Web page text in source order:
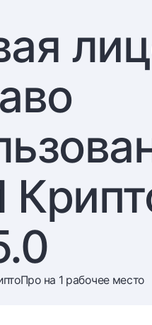
на 1 рабочее место